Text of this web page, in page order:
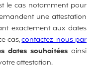
le cas notamment pour
une attestation
exactement aux dates
cas,contactez-nous par
dates souhaitéesainsi
attestation.